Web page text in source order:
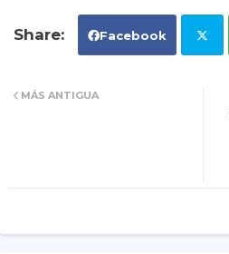
Facebook
MÁS ANTIGUA